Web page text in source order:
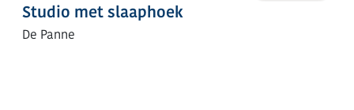
Studio met slaaphoek
De Panne